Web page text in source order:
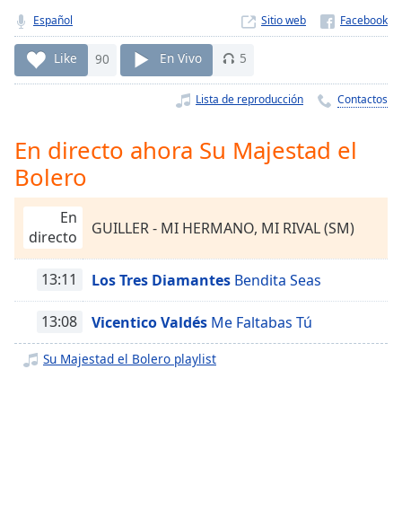
live,
currently
behind
LIVE
Remaining
Playback
Rate
Chapters
Chapters
Descriptions
off,
Español Sitio web
Like 90 En Vivo 5
Lista de reproducción Contactos
En directo ahora Su Majestad el
Bolero
En
directo
GUILLER - MI HERMANO, MI RIVAL (SM)
13:11 Los Tres Diamantes Bendita Seas
13:08 Vicentico Valdés Me Faltabas Tú
Su Majestad el Bolero playlist